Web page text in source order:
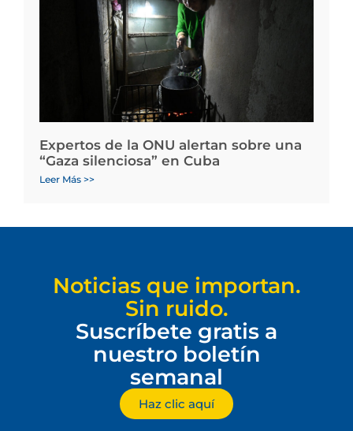
Expertos de la ONU alertan sobre una
“Gaza silenciosa” en Cuba
Leer Más >>
Noticias que importan.
Sin ruido.
Suscríbete gratis a
nuestro boletín
semanal
Haz clic aquí